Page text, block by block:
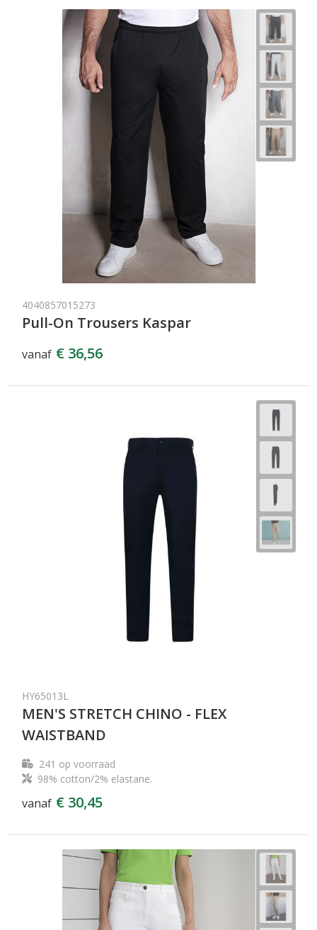
4040857015273
Pull-On Trousers Kaspar
vanaf € 36,56
HY65013L
MEN'S STRETCH CHINO - FLEX
WAISTBAND
241 op voorraad
98% cotton/2% elastane.
vanaf € 30,45